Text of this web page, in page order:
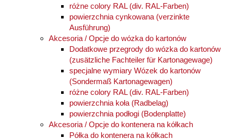
różne colory RAL (div. RAL-Farben)
powierzchnia cynkowana (verzinkte
Ausführung)
Akcesoria / Opcje do wózka do kartonów
Dodatkowe przegrody do wózka do kartonów
(zusätzliche Fachteiler für Kartonagewage)
specjalne wymiary Wózek do kartonów
(Sondermaß Kartonagewagen)
różne colory RAL (div. RAL-Farben)
powierzchnia koła (Radbelag)
powierzchnia podłogi (Bodenplatte)
Akcesoria / Opcje do kontenera na kółkach
Półka do kontenera na kółkach